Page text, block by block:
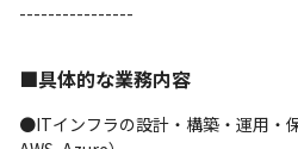
----------------
■具体的な業務内容
●ITインフラの設計・構築・運用・